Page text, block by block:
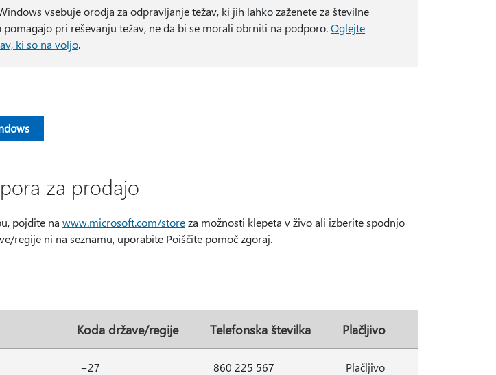
vsebuje orodja za odpravljanje težav, ki jih lahko zaženete za številne
pomagajo pri reševanju težav, ne da bi se morali obrniti na podporo.Oglejte
ki so na voljo.
za prodajo
pojdite na www.microsoft.com/storeza možnosti klepeta v živo ali izberite spodnjo
regije ni na seznamu, uporabite Poiščite pomoč zgoraj.
Koda države/regije Telefonska številka Plačljivo
+27 860 225 567 Plačljivo